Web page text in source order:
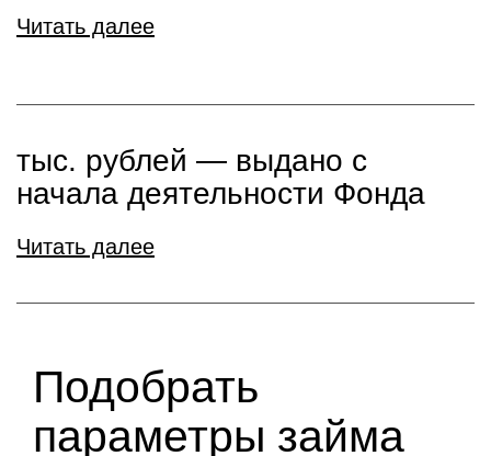
Читать далее
тыс. рублей ― выдано с
начала деятельности Фонда
Читать далее
Подобрать
параметры займа